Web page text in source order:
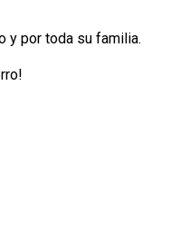
y por toda su familia.